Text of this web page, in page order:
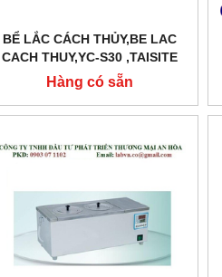
BỂ LẮC CÁCH THỦY,BE LAC
CACH THUY,YC-S30 ,TAISITE
Hàng có sẵn